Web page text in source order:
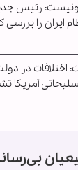
رئیس
ایران را بررسی
اختلافات در